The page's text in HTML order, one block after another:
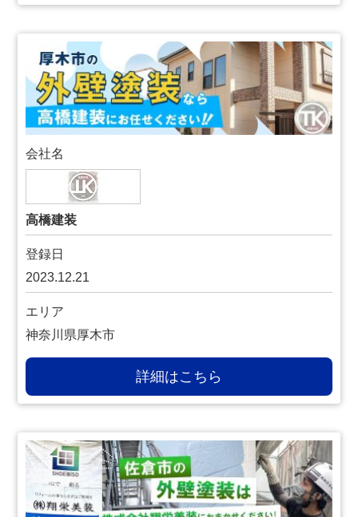
会社名
高橋建装
登録日
2023.12.21
エリア
神奈川県厚木市
詳細はこちら